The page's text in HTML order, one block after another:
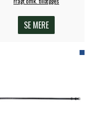
SE MERE